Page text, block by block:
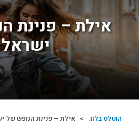
אילת – פנינת
ישראל
הוטלס בלוג > אילת – פנינת הנופש של